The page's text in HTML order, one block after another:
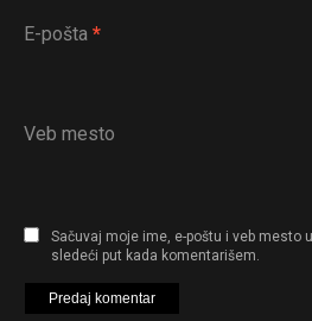
E-pošta *
Veb mesto
Sačuvaj moje ime, e-poštu i veb mesto
sledeći put kada komentarišem.